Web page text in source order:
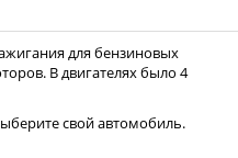
для бензиновых
В двигателях было 4
свой автомобиль.